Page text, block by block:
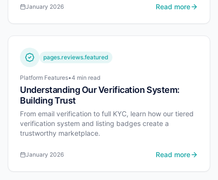
January 2026 Read more
pages.reviews.featured
Platform Features•4 min read
Understanding Our Verification System:
Building Trust
From email verification to full KYC, learn how our tiered
verification system and listing badges create a
trustworthy marketplace.
January 2026 Read more